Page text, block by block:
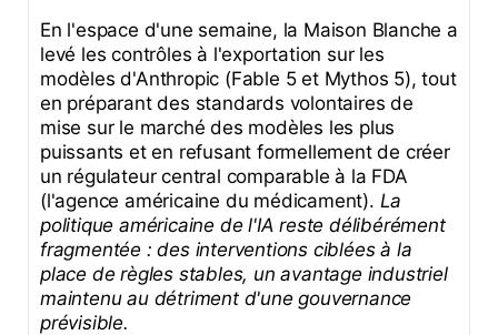
En l'espace d'une semaine, la Maison Blanche a
levé les contrôles à l'exportation sur les
modèles d'Anthropic (Fable 5 et Mythos 5), tout
en préparant des standards volontaires de
mise sur le marché des modèles les plus
puissants et en refusant formellement de créer
un régulateur central comparable à la FDA
(l'agence américaine du médicament). La
politique américaine de l'IA reste délibérément
fragmentée : des interventions ciblées à la
place de règles stables, un avantage industriel
maintenu au détriment d'une gouvernance
prévisible.